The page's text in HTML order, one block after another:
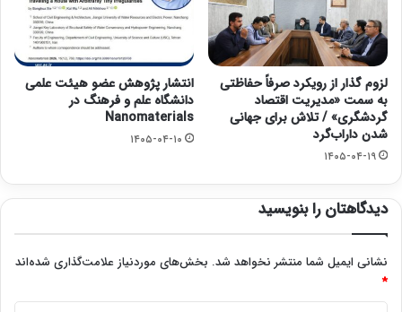
لزوم گذار از رویکرد صرفاً حفاظتی
به سمت «مدیریت اقتصاد
گردشگری» / تلاش برای جهانی
شدن داراب‌گرد
۱۴۰۵-۰۴-۱۹
انتشار پژوهش عضو هیئت علمی
دانشگاه علم و فرهنگ در
Nanomaterials
۱۴۰۵-۰۴-۱۰
دیدگاهتان را بنویسید
نشانی ایمیل شما منتشر نخواهد شد. بخش‌های موردنیاز علامت‌گذاری شده‌اند
*